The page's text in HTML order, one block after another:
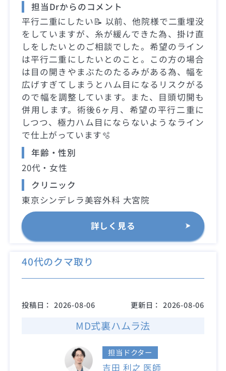
担当Drからのコメント
平行二重にしたい📝 以前、他院様で二重埋没
をしていますが、糸が緩んできた為、掛け直
しをしたいとのご相談でした。希望のライン
は平行二重にしたいとのこと。この方の場合
は目の開きやまぶたのたるみがある為、幅を
広げすぎてしまうとハム目になるリスクがる
ので幅を調整しています。また、目頭切開も
併用します。術後6ヶ月、希望の平行二重に
しつつ、極力ハム目にならないようなライン
で仕上がっています🫧
年齢・性別
20代・女性
クリニック
東京シンデレラ美容外科 大宮院
詳しく見る
40代のクマ取り
投稿日： 2026-08-06 更新日： 2026-08-06
MD式裏ハムラ法
担当ドクター
吉田 利之 医師